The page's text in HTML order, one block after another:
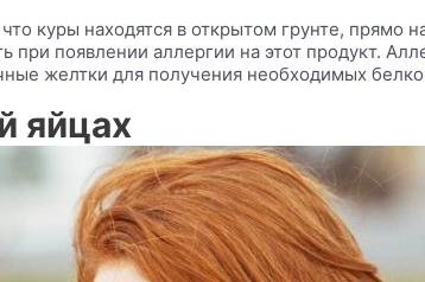
куры находятся в открытом грунте,
появлении аллергии на этот продукт.
желтки для получения необходимых
яйцах